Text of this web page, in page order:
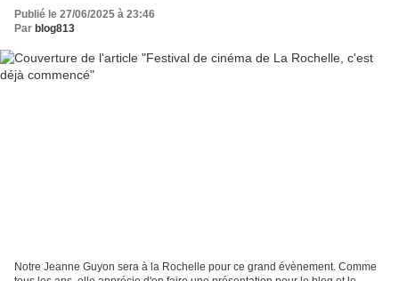
Publié le 27/06/2025 à 23:46
Par blog813
Notre Jeanne Guyon sera à la Rochelle pour ce grand évènement. Comme